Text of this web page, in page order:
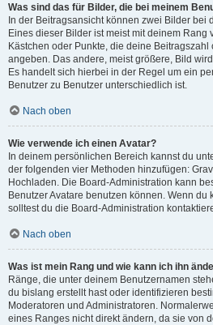
Was sind das für Bilder, die bei meinem
In der Beitragsansicht können zwei Bilder bei
Eines dieser Bilder ist meist mit deinem Rang
Kästchen oder Punkte, die deine
angeben. Das andere, meist größere, Bild
Es handelt sich hierbei in der Regel um ein
Benutzer zu Benutzer unterschiedlich ist.
Nach oben
Wie verwende ich einen Avatar?
In deinem persönlichen Bereich kannst du
der folgenden vier Methoden hinzufügen:
Hochladen. Die Board-Administration kann
Benutzer Avatare benutzen können. Wenn du
solltest du die Board-Administration
Nach oben
Was ist mein Rang und wie kann ich ihn
Ränge, die unter deinem Benutzernamen
du bislang erstellt hast oder identifizieren
Moderatoren und Administratoren.
eines Ranges nicht direkt ändern, da sie von